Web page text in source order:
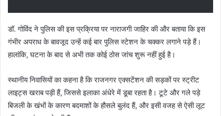
डॉ. गोविंद ने पुलिस की इस प्रक्रिया पर नाराजगी जाहिर की और बताया कि इस
गंभीर अपराध के बावजूद उन्हें कई बार पुलिस स्टेशन के चक्कर लगाने पड़े हैं।
हालांकि, घटना के बाद से अभी तक कोई ठोस जांच शुरू नहीं हुई है।
स्थानीय निवासियों का कहना है कि राजनगर एक्सटेंशन की सड़कों पर स्ट्रीट
लाइट्स खराब पड़ी हैं, जिससे इलाका अंधेरे में डूबा रहता है। टूटे और गले पड़े
बिजली के खंभों के कारण बदमाशों के हौसले बुलंद हैं, और इसी वजह से ऐसी लूट